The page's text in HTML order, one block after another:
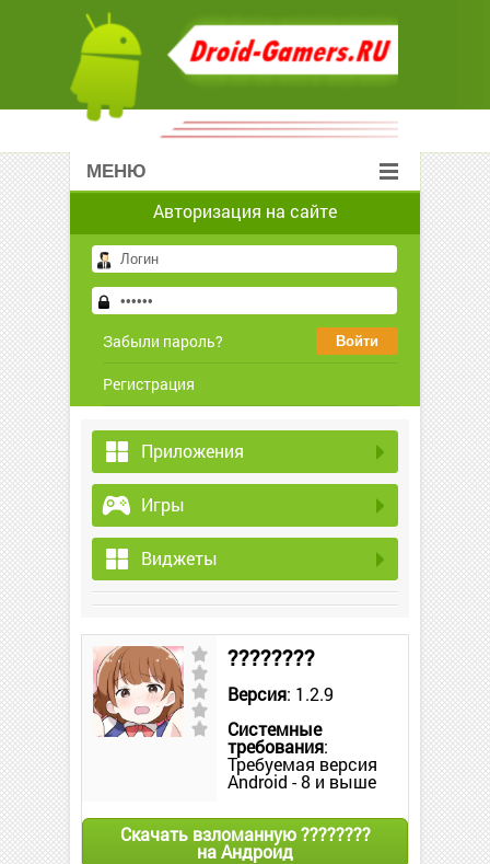
МЕНЮ
Авторизация на сайте
Забыли пароль?
Регистрация
Приложения
Игры
Виджеты
????????
Версия: 1.2.9
Системные
требования:
Требуемая версия
Android - 8 и выше
Скачать взломанную ????????
на Андроид